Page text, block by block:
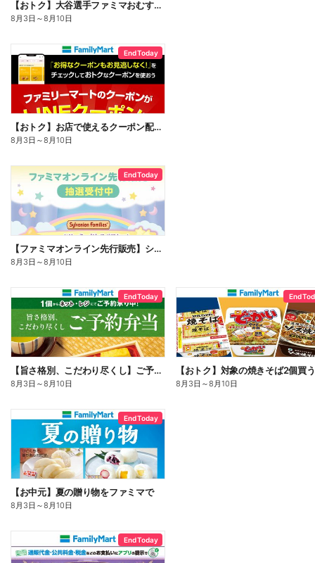
【おトク】大谷選手ファミマおむすび割
8月3日 ～8月10日
End Today
【おトク】お店で使えるクーポン配信中
8月3日 ～8月10日
End Today
【ファミマオンライン先行販売】シルバニアファミリー
8月3日 ～8月10日
End Today
【旨さ格別、こだわり尽くし】ご予約弁当
8月3日 ～8月10日
End
8月3日 ～8月10日
End Today
【お中元】夏の贈り物をファミマで
8月3日 ～8月10日
End Today